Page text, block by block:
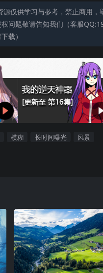
源仅供学习与参考，禁止商用
问题敬请告知我们（客服
载）
模糊 长时间曝光 风景